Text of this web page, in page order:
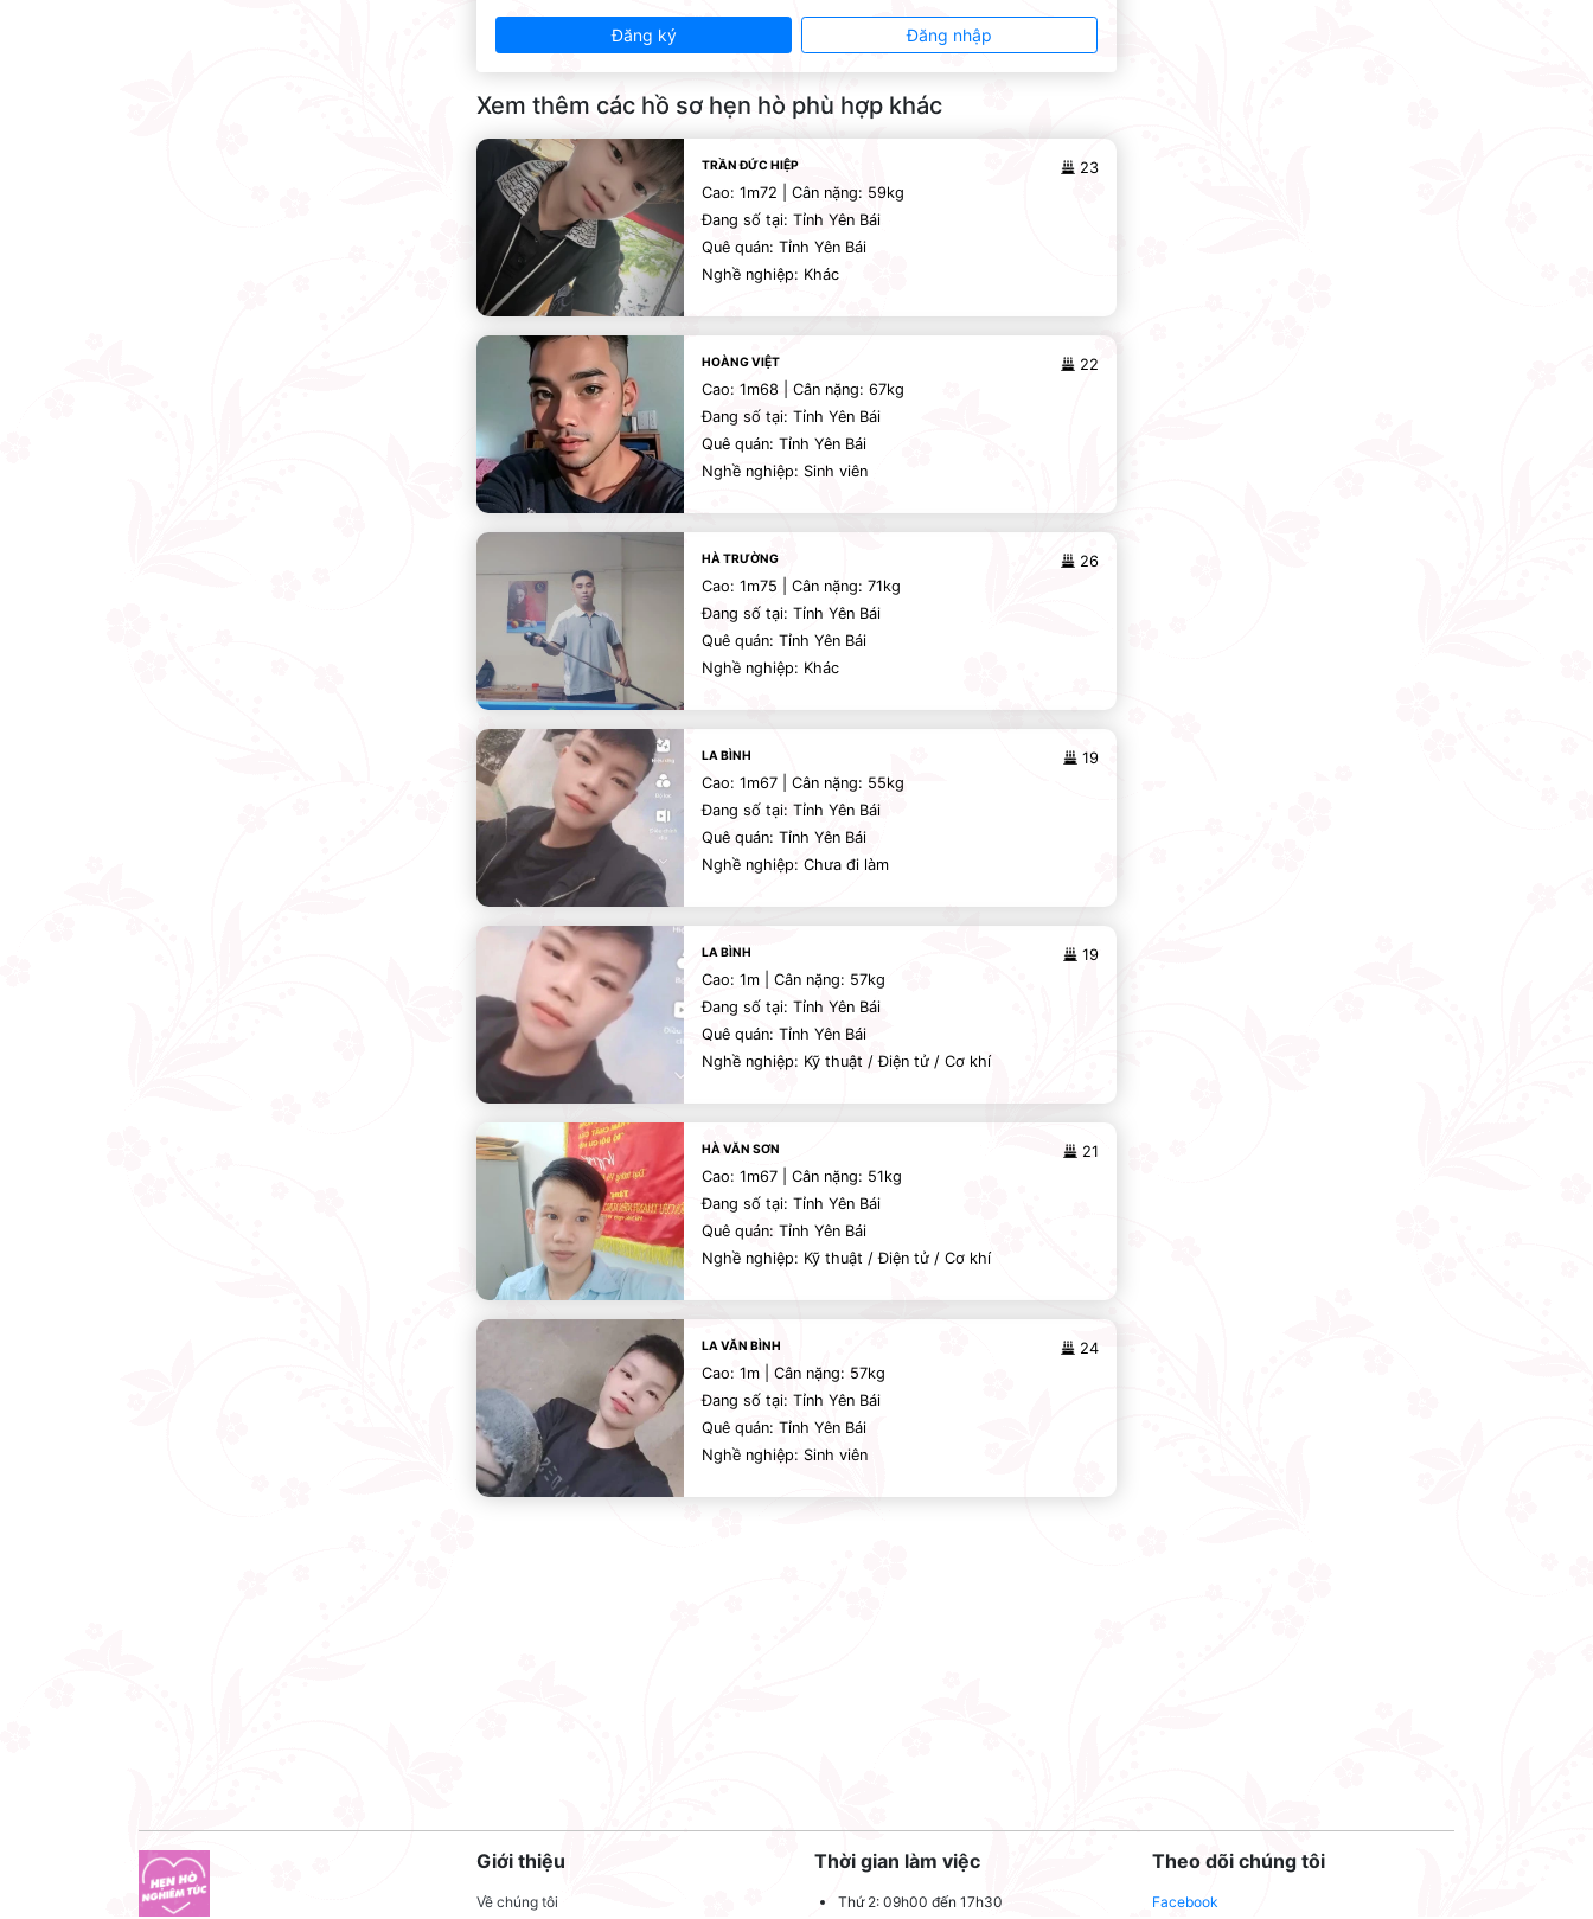
Đăng ký Đăng nhập
Xem thêm các hồ sơ hẹn hò phù hợp khác
23
TRẦN ĐỨC HIỆP
Cao: 1m72 | Cân nặng: 59kg
Đang số tại: Tỉnh Yên Bái
Quê quán: Tỉnh Yên Bái
Nghề nghiệp: Khác
22
HOÀNG VIỆT
Cao: 1m68 | Cân nặng: 67kg
Đang số tại: Tỉnh Yên Bái
Quê quán: Tỉnh Yên Bái
Nghề nghiệp: Sinh viên
26
HÀ TRƯỜNG
Cao: 1m75 | Cân nặng: 71kg
Đang số tại: Tỉnh Yên Bái
Quê quán: Tỉnh Yên Bái
Nghề nghiệp: Khác
19
LA BÌNH
Cao: 1m67 | Cân nặng: 55kg
Đang số tại: Tỉnh Yên Bái
Quê quán: Tỉnh Yên Bái
Nghề nghiệp: Chưa đi làm
19
LA BÌNH
Cao: 1m | Cân nặng: 57kg
Đang số tại: Tỉnh Yên Bái
Quê quán: Tỉnh Yên Bái
Nghề nghiệp: Kỹ thuật / Điện tử / Cơ khí
21
HÀ VĂN SƠN
Cao: 1m67 | Cân nặng: 51kg
Đang số tại: Tỉnh Yên Bái
Quê quán: Tỉnh Yên Bái
Nghề nghiệp: Kỹ thuật / Điện tử / Cơ khí
24
LA VĂN BÌNH
Cao: 1m | Cân nặng: 57kg
Đang số tại: Tỉnh Yên Bái
Quê quán: Tỉnh Yên Bái
Nghề nghiệp: Sinh viên
Giới thiệu
Về chúng tôi
Thời gian làm việc
Thứ 2: 09h00 đến 17h30
Theo dõi chúng tôi
Facebook